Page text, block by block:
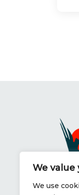
We value
We use